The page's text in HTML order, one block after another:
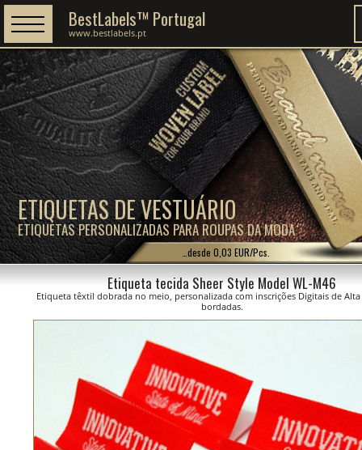
ETIQUETAS DE VESTUÁRIO
ETIQUETAS PERSONALIZADAS PARA ROUPAS DA MODA
BestLabels™ Portugal
www.bestlabels.pt
…desde 0,03 EUR/Pcs.
Etiqueta tecida Sheer Style Model WL-M46
Etiqueta têxtil dobrada no meio, personalizada com inscrições Digitais de
bordadas.